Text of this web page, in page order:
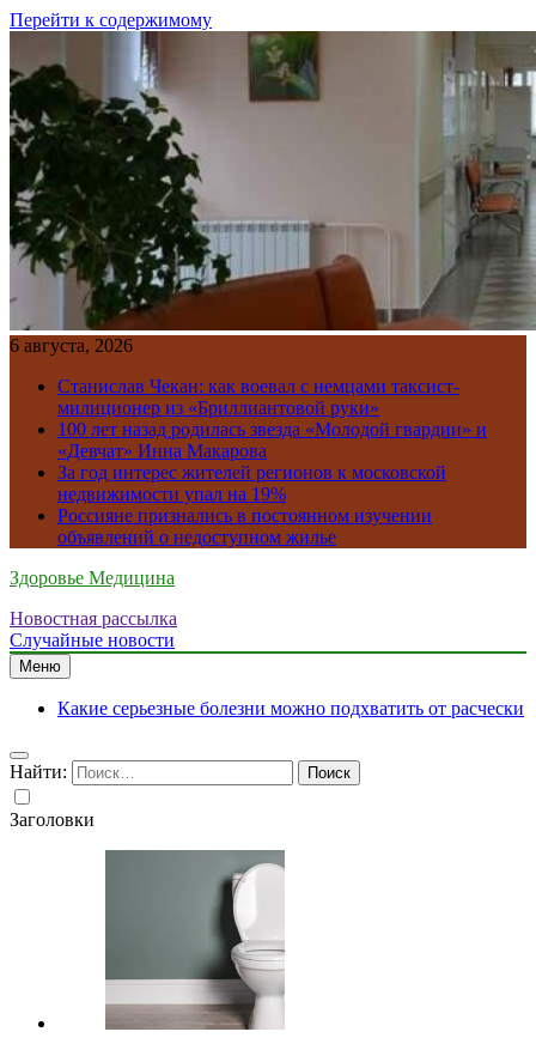
Перейти к содержимому
6 августа, 2026
Станислав Чекан: как воевал с немцами таксист-
милиционер из «Бриллиантовой руки»
100 лет назад родилась звезда «Молодой гвардии» и
«Девчат» Инна Макарова
За год интерес жителей регионов к московской
недвижимости упал на 19%
Россияне признались в постоянном изучении
объявлений о недоступном жилье
Здоровье Медицина
Новостная рассылка
Случайные новости
Меню
Какие серьезные болезни можно подхватить от расчески
Найти:
Заголовки